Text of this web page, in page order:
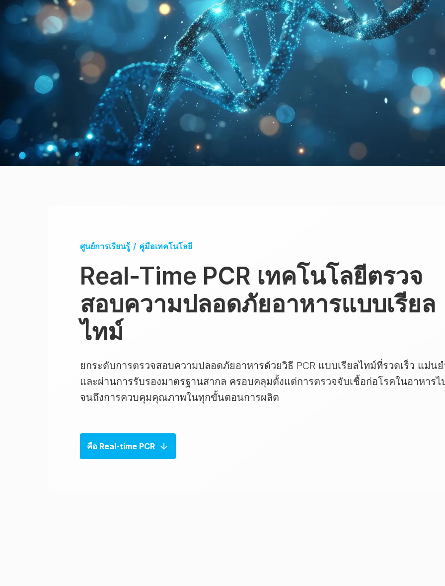
ศูนย์การเรียนรู้ / คู่มือเทคโนโลยี
Real-Time PCR เทคโนโลยีตรวจ
สอบความปลอดภัยอาหารแบบเรียล
ไทม์
ยกระดับการตรวจสอบความปลอดภัยอาหารด้วยวิธี PCR แบบเรียลไทม์ที่รวดเร็ว แม่น
และผ่านการรับรองมาตรฐานสากล ครอบคลุมตั้งแต่การตรวจจับเชื้อก่อโรคในอาหารไ
จนถึงการควบคุมคุณภาพในทุกขั้นตอนการผลิต
คือ Real-time PCR